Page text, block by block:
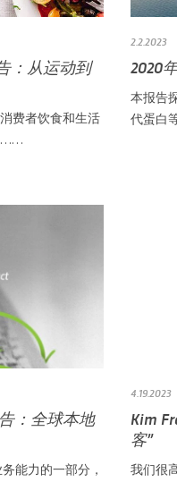
：从运动到
费者饮食和生活
……
2.2.2023
2020
本报告
代蛋白
：全球本地
能力的一部分，
4.19.2023
Kim
客”
我们很